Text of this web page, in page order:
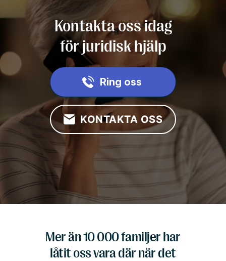
Kontakta oss idag
för juridisk hjälp
Ring oss
KONTAKTA OSS
Mer än 10 000 familjer har
låtit oss vara där när det